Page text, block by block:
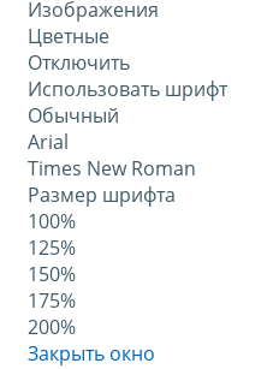
Изображения
Цветные
Отключить
Использовать шрифт
Обычный
Arial
Times New Roman
Размер шрифта
100%
125%
150%
175%
200%
Закрыть окно